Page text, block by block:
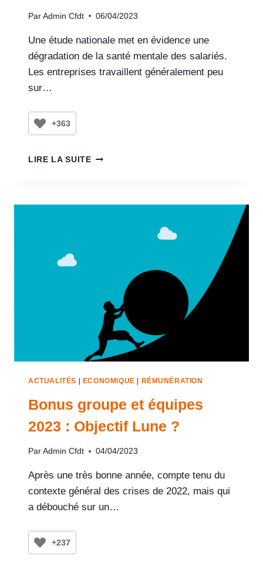
Par Admin Cfdt 06/04/2023
Une étude nationale met en évidence une
dégradation de la santé mentale des salariés.
Les entreprises travaillent généralement peu
sur…
+363
LIRE LA SUITE
ACTUALITÉS | ECONOMIQUE | RÉMUNÉRATION
Bonus groupe et équipes
2023 : Objectif Lune ?
Par Admin Cfdt 04/04/2023
Après une très bonne année, compte tenu du
contexte général des crises de 2022, mais qui
a débouché sur un…
+237